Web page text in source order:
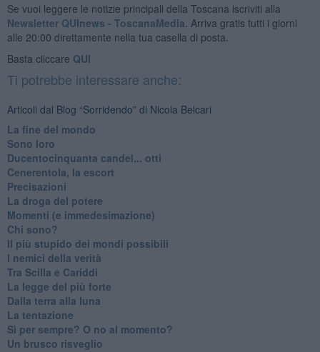
Se vuoi leggere le notizie principali della Toscana iscriviti alla
Newsletter QUInews - ToscanaMedia. Arriva gratis tutti i giorni
alle 20:00 direttamente nella tua casella di posta.
Basta cliccare QUI
Ti potrebbe interessare anche:
Articoli dal Blog “Sorridendo” di Nicola Belcari
La fine del mondo
Sono loro
Ducentocinquanta candel... otti
Cenerentola, la escort
Precisazioni
La droga del potere
Momenti (e immedesimazione)
Chi sono?
Il più stupido dei mondi possibili
I nemici della verità
Tra Scilla e Cariddi
La legge del più forte
Dalla terra alla luna
La tentazione
​Sì per sempre? O no al momento?
Un brusco risveglio